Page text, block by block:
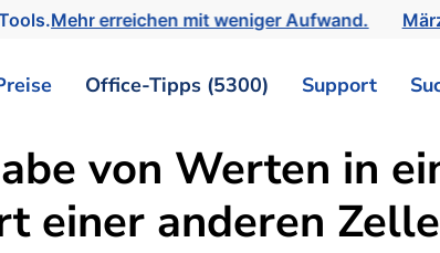
Mehr erreichen mit weniger Aufwand.
Office-Tipps (5300) Support
von Werten in
einer anderen